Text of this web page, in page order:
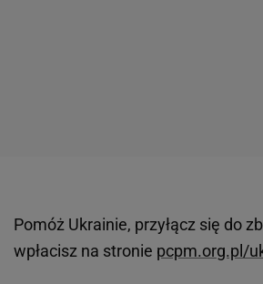
Pomóż Ukrainie, przyłącz się do
wpłacisz na stronie pcpm.org.pl/